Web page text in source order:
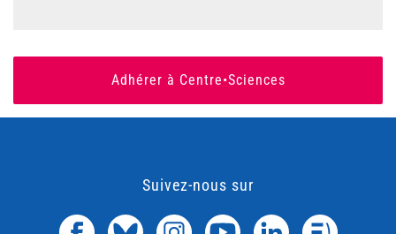
Adhérer à Centre•Sciences
Suivez-nous sur